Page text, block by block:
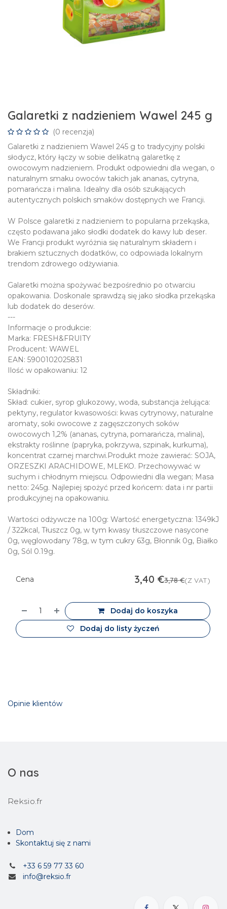
Galaretki z nadzieniem Wawel 245 g
(0 recenzja)
Galaretki z nadzieniem Wawel 245 g to tradycyjny polski
słodycz, który łączy w sobie delikatną galaretkę z
owocowym nadzieniem. Produkt odpowiedni dla wegan, o
naturalnym smaku owoców takich jak ananas, cytryna,
pomarańcza i malina. Idealny dla osób szukających
autentycznych polskich smaków dostępnych we Francji.
W Polsce galaretki z nadzieniem to popularna przekąska,
często podawana jako słodki dodatek do kawy lub deser.
We Francji produkt wyróżnia się naturalnym składem i
brakiem sztucznych dodatków, co odpowiada lokalnym
trendom zdrowego odżywiania.
Galaretki można spożywać bezpośrednio po otwarciu
opakowania. Doskonale sprawdzą się jako słodka przekąska
lub dodatek do deserów.
---
Informacje o produkcie:
Marka: FRESH&FRUITY
Producent: WAWEL
EAN: 5900102025831
Ilość w opakowaniu: 12
Składniki:
Skład: cukier, syrop glukozowy, woda, substancja żelująca:
pektyny, regulator kwasowości: kwas cytrynowy, naturalne
aromaty, soki owocowe z zagęszczonych soków
owocowych 1,2% (ananas, cytryna, pomarańcza, malina),
ekstrakty roślinne (papryka, pokrzywa, szpinak, kurkuma),
koncentrat czarnej marchwi.Produkt może zawierać: SOJA,
ORZESZKI ARACHIDOWE, MLEKO. Przechowywać w
suchym i chłodnym miejscu. Odpowiedni dla wegan; Masa
netto: 245g. Najlepiej spożyć przed końcem: data i nr partii
produkcyjnej na opakowaniu.
Wartości odżywcze na 100g: Wartość energetyczna: 1349kJ
/ 322kcal, Tłuszcz 0g, w tym kwasy tłuszczowe nasycone
0g, węglowodany 78g, w tym cukry 63g, Błonnik 0g, Białko
0g, Sól 0.19g.
Dodaj do koszyka
Dodaj do listy życzeń
Cena 3,40 €3,78€(Z VAT)
Opinie klientów
O nas
Reksio.fr
Dom
Skontaktuj się z nami
+33 6 59 77 33 60
info@reksio.fr